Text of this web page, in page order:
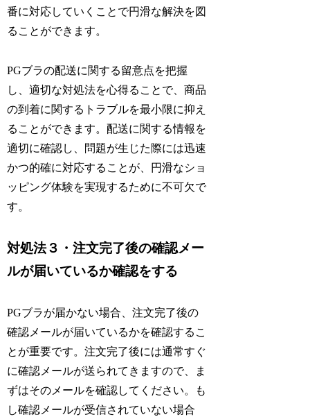
番に対応していくことで円滑な解決を図
ることができます。
PGブラの配送に関する留意点を把握
し、適切な対処法を心得ることで、商品
の到着に関するトラブルを最小限に抑え
ることができます。配送に関する情報を
適切に確認し、問題が生じた際には迅速
かつ的確に対応することが、円滑なショ
ッピング体験を実現するために不可欠で
す。
対処法３・注文完了後の確認メー
ルが届いているか確認をする
PGブラが届かない場合、注文完了後の
確認メールが届いているかを確認するこ
とが重要です。注文完了後には通常すぐ
に確認メールが送られてきますので、ま
ずはそのメールを確認してください。も
し確認メールが受信されていない場合